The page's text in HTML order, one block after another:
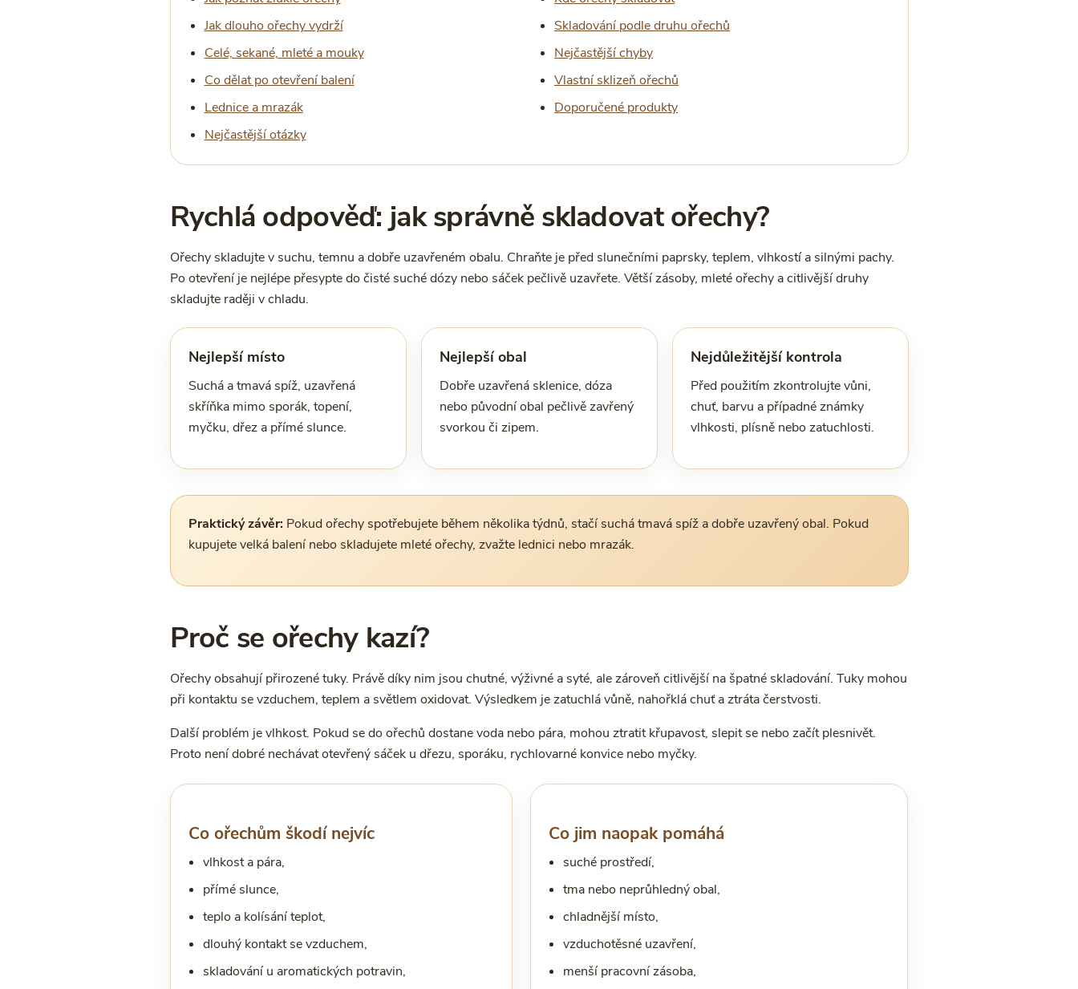
Jak dlouho ořechy vydrží
Skladování podle druhu ořechů
Celé, sekané, mleté a mouky
Nejčastější chyby
Co dělat po otevření balení
Vlastní sklizeň ořechů
Lednice a mrazák
Doporučené produkty
Nejčastější otázky
Rychlá odpověď: jak správně skladovat ořechy?
Ořechy skladujte v suchu, temnu a dobře uzavřeném obalu. Chraňte je před slunečními paprsky, teplem, vlhkostí a silnými pachy.
Po otevření je nejlépe přesypte do čisté suché dózy nebo sáček pečlivě uzavřete. Větší zásoby, mleté ořechy a citlivější druhy
skladujte raději v chladu.
Nejlepší místo
Suchá a tmavá spíž, uzavřená
skříňka mimo sporák, topení,
myčku, dřez a přímé slunce.
Nejlepší obal
Dobře uzavřená sklenice, dóza
nebo původní obal pečlivě zavřený
svorkou či zipem.
Nejdůležitější kontrola
Před použitím zkontrolujte vůni,
chuť, barvu a případné známky
vlhkosti, plísně nebo zatuchlosti.
Praktický závěr:Pokud ořechy spotřebujete během několika týdnů, stačí suchá tmavá spíž a dobře uzavřený obal. Pokud
kupujete velká balení nebo skladujete mleté ořechy, zvažte lednici nebo mrazák.
Proč se ořechy kazí?
Ořechy obsahují přirozené tuky. Právě díky nim jsou chutné, výživné a syté, ale zároveň citlivější na špatné skladování. Tuky mohou
při kontaktu se vzduchem, teplem a světlem oxidovat. Výsledkem je zatuchlá vůně, nahořklá chuť a ztráta čerstvosti.
Další problém je vlhkost. Pokud se do ořechů dostane voda nebo pára, mohou ztratit křupavost, slepit se nebo začít plesnivět.
Proto není dobré nechávat otevřený sáček u dřezu, sporáku, rychlovarné konvice nebo myčky.
Co ořechům škodí nejvíc
vlhkost a pára,
přímé slunce,
teplo a kolísání teplot,
dlouhý kontakt se vzduchem,
skladování u aromatických potravin,
Co jim naopak pomáhá
suché prostředí,
tma nebo neprůhledný obal,
chladnější místo,
vzduchotěsné uzavření,
menší pracovní zásoba,